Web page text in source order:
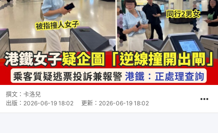
撰文： 卡洛兒
出版： 2026-06-19 18:02 更新： 2026-06-19 18:02